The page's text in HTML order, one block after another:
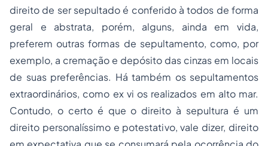
direito de ser sepultado é conferido à todos de forma
geral e abstrata, porém, alguns, ainda em vida,
preferem outras formas de sepultamento, como, por
exemplo, a cremação e depósito das cinzas em locais
de suas preferências. Há também os sepultamentos
extraordinários, como ex vi os realizados em alto mar.
Contudo, o certo é que o direito à sepultura é um
direito personalíssimo e potestativo, vale dizer, direito